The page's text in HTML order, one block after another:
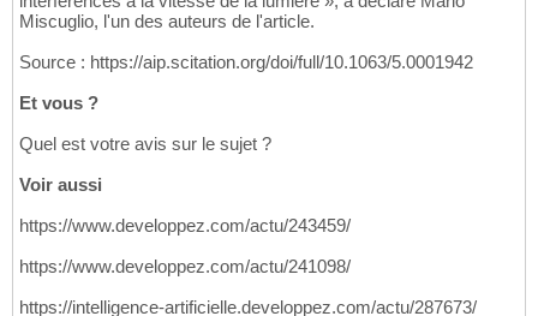
Miscuglio, l'un des auteurs de l'article.
Source : https://aip.scitation.org/doi/full/10.1063/5.0001942
Et vous ?
Quel est votre avis sur le sujet ?
Voir aussi
https://www.developpez.com/actu/243459/
https://www.developpez.com/actu/241098/
https://intelligence-artificielle.developpez.com/actu/287673/